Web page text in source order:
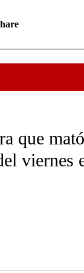
TO RECEIVE
que
viernes
ABOUT